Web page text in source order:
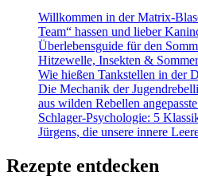
Willkommen in der Matrix-
Team“ hassen und lieber
Überlebensguide für den
Hitzewelle, Insekten &
Wie hießen Tankstellen in der
Die Mechanik der
aus wilden Rebellen
Schlager-Psychologie: 5
Jürgens, die unsere innere
Rezepte entdecken